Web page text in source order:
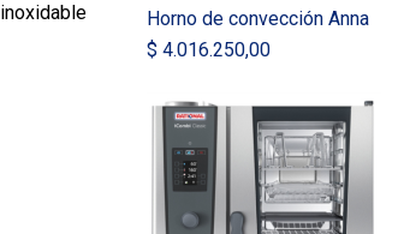
Horno de convección Anna
$ 4.016.250,00